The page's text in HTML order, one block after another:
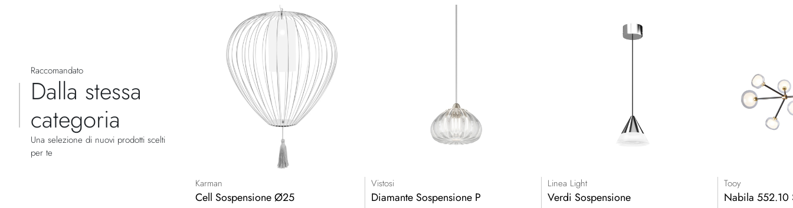
Raccomandato
Dalla stessa
categoria
Una selezione di nuovi prodotti scelti
per te
Karman
Cell Sospensione Ø25
Vistosi
Diamante Sospensione P
Linea Light
Verdi Sospensione
Tooy
Nabila 552.10